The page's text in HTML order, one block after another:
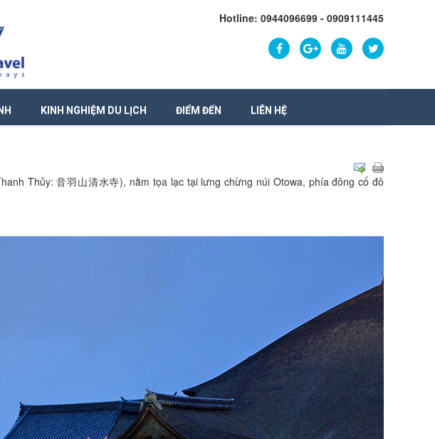
Hotline: 0944096699 - 0909111445
KINH NGHIỆM DU LỊCH ĐIỂM ĐẾN LIÊN HỆ
Thủy: 音羽山清水寺), nằm tọa lạc tại lưng chừng núi Otowa, phía đông cố đô